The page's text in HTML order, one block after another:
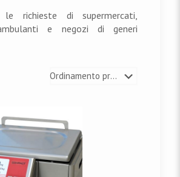
le richieste di supermercati,
e negozi di generi